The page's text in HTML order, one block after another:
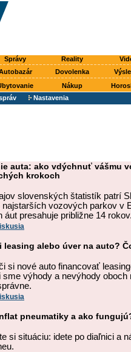
Správy Reality
Dovolenka
Nákup
Nastavenia
auta: ako vdýchnuť vášmu
krokoch
slovenských štatistík patrí
najstarších vozových parkov v
áut presahuje približne 14
leasing alebo úver na auto?
si nové auto financovať
sme výhody a nevýhody
pneumatiky a ako
si situáciu: idete po diaľnici a